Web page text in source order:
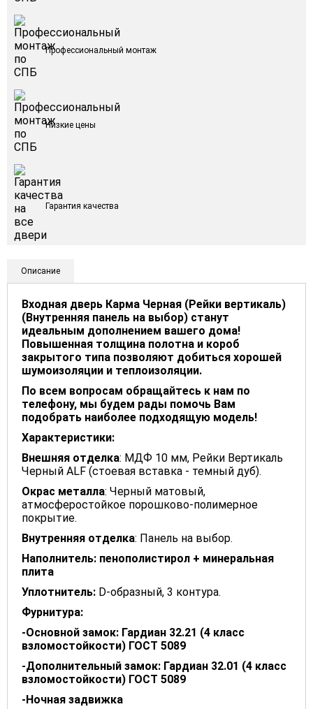
Профессиональный монтаж
Низкие цены
Гарантия качества
Описание
Входная дверь Карма Черная (Рейки вертикаль)
(Внутренняя панель на выбор) станут
идеальным дополнением вашего дома!
Повышенная толщина полотна и короб
закрытого типа позволяют добиться хорошей
шумоизоляции и теплоизоляции.
По всем вопросам обращайтесь к нам по
телефону, мы будем рады помочь Вам
подобрать наиболее подходящую модель!
Характеристики:
Внешняя отделка: МДФ 10 мм, Рейки Вертикаль
Черный ALF (стоевая вставка - темный дуб).
Окрас металла: Черный матовый,
атмосферостойкое порошково-полимерное
покрытие.
Внутренняя отделка: Панель на выбор.
Наполнитель: пенополистирол + минеральная
плита
Уплотнитель: D-образный, 3 контура.
Фурнитура:
-Основной замок: Гардиан 32.21 (4 класс
взломостойкости) ГОСТ 5089
-Дополнительный замок: Гардиан 32.01 (4 класс
взломостойкости) ГОСТ 5089
-Ночная задвижка